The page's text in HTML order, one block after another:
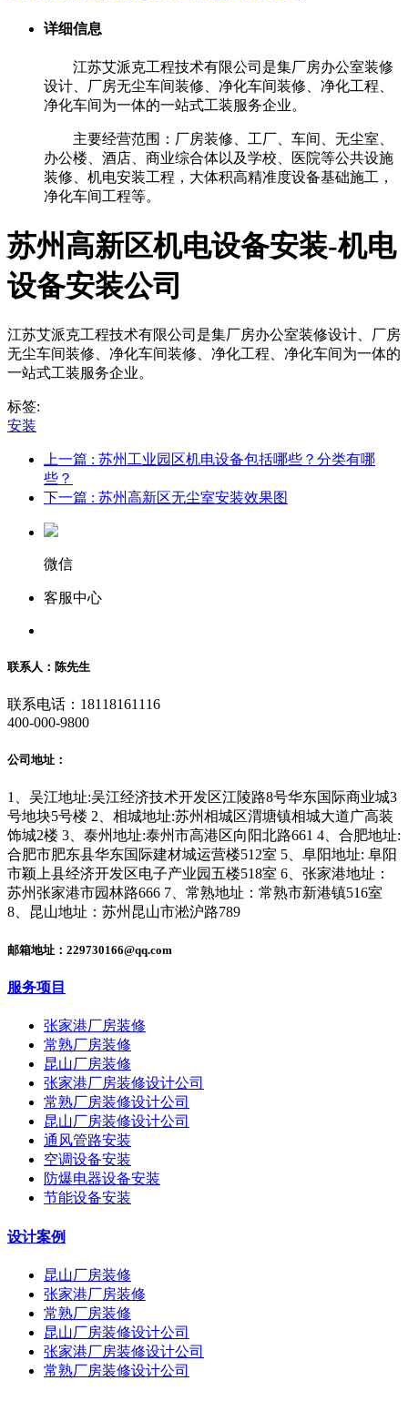
详细信息
江苏艾派克工程技术有限公司是集厂房办公室装修
设计、厂房无尘车间装修、净化车间装修、净化工程、
净化车间为一体的一站式工装服务企业。
主要经营范围：厂房装修、工厂、车间、无尘室、
办公楼、酒店、商业综合体以及学校、医院等公共设施
装修、机电安装工程，大体积高精准度设备基础施工，
净化车间工程等。
苏州高新区机电设备安装-机电
设备安装公司
江苏艾派克工程技术有限公司是集厂房办公室装修设计、厂房
无尘车间装修、净化车间装修、净化工程、净化车间为一体的
一站式工装服务企业。
标签:
安装
上一篇 : 苏州工业园区机电设备包括哪些？分类有哪
些？
下一篇 : 苏州高新区无尘室安装效果图
微信
客服中心
联系人：陈先生
联系电话：18118161116
400-000-9800
公司地址：
1、吴江地址:吴江经济技术开发区江陵路8号华东国际商业城3
号地块5号楼 2、相城地址:苏州相城区渭塘镇相城大道广高装
饰城2楼 3、泰州地址:泰州市高港区向阳北路661 4、合肥地址:
合肥市肥东县华东国际建材城运营楼512室 5、阜阳地址: 阜阳
市颖上县经济开发区电子产业园五楼518室 6、张家港地址：
苏州张家港市园林路666 7、常熟地址：常熟市新港镇516室
8、昆山地址：苏州昆山市淞沪路789
邮箱地址：229730166@qq.com
服务项目
张家港厂房装修
常熟厂房装修
昆山厂房装修
张家港厂房装修设计公司
常熟厂房装修设计公司
昆山厂房装修设计公司
通风管路安装
空调设备安装
防爆电器设备安装
节能设备安装
设计案例
昆山厂房装修
张家港厂房装修
常熟厂房装修
昆山厂房装修设计公司
张家港厂房装修设计公司
常熟厂房装修设计公司